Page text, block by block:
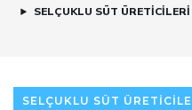
SELÇUKLU SÜT
SELÇUKLU SÜT